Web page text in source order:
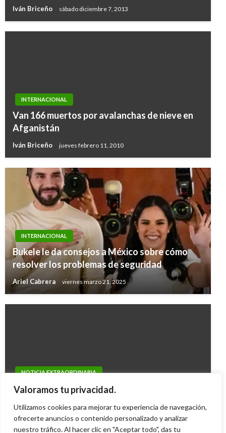
Valoramos tu privacidad.
Utilizamos cookies para mejorar tu experiencia de navegación,
ofrecerte anuncios o contenido personalizado y analizar
nuestro tráfico. Al hacer clic en "Aceptar todo", das tu
Iván Briceño sábado diciembre 7, 2013
INTERNACIONAL
Van 166 muertos por avalanchas de nieve en
Afganistán
Iván Briceño jueves febrero 11, 2010
INTERNACIONAL
Bukele le da consejos a México sobre cómo
resolver los problemas de seguridad
Ariel Cabrera viernes marzo 21, 2025
NOTICIA EXTRAORDINARIA
Hugo Chávez insiste en complot de Colombia;
Ariel Cabrera miércoles octubre 28, 2009